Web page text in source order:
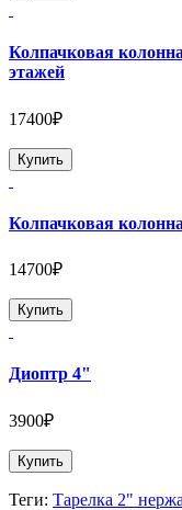
Колпачковая
этажей
17400₽
Купить
Колпачковая
14700₽
Купить
Диоптр 4"
3900₽
Купить
Теги: Тарелка 2"